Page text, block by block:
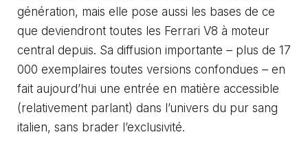
génération, mais elle pose aussi les bases de ce
que deviendront toutes les Ferrari V8 à moteur
central depuis. Sa diffusion importante – plus de 17
000 exemplaires toutes versions confondues – en
fait aujourd’hui une entrée en matière accessible
(relativement parlant) dans l’univers du pur sang
italien, sans brader l’exclusivité.